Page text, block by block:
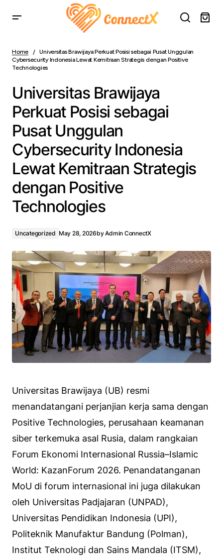
Unggulan Cybersecurity Indonesia Lewat Kemitraan
Strategis dengan Positive Technologies
Home
Universitas Brawijaya Perkuat Posisi sebagai Pusat Unggulan
Cybersecurity Indonesia Lewat Kemitraan Strategis dengan Positive
Technologies
Universitas Brawijaya
Perkuat Posisi sebagai
Pusat Unggulan
Cybersecurity Indonesia
Lewat Kemitraan Strategis
dengan Positive
Technologies
Uncategorized May 28, 2026byAdmin ConnectX
Universitas Brawijaya (UB) resmi
menandatangani perjanjian kerja sama dengan
Positive Technologies, perusahaan keamanan
siber terkemuka asal Rusia, dalam rangkaian
Forum Ekonomi Internasional Russia–Islamic
World: KazanForum 2026. Penandatanganan
MoU di forum internasional ini juga dilakukan
oleh Universitas Padjajaran (UNPAD),
Universitas Pendidikan Indonesia (UPI),
Politeknik Manufaktur Bandung (Polman),
Institut Teknologi dan Sains Mandala (ITSM),